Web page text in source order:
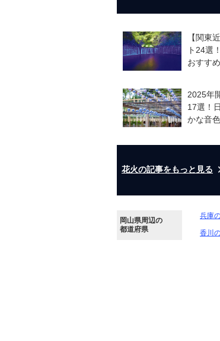
【関東
ト24選
おすすめ
2025年
17選！
かな音
花火の記事をもっと見る
岡山県周辺の
都道府県
兵庫
香川